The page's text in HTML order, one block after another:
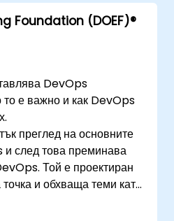
Foundation (DOEF)®
DevOps
е важно и как DevOps
преглед на основните
след това преминава
Той е проектиран
и обхваща теми като
на приложения,